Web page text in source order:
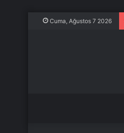
Cuma, Ağustos 7 2026